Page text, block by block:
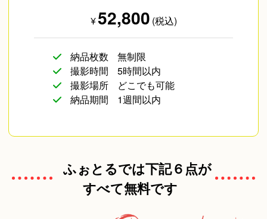
¥52,800 (税込)
納品枚数
無制限
撮影時間
5時間以内
撮影場所
どこでも可能
納品期間
1週間以内
ふぉとるでは下記６点が
すべて無料です